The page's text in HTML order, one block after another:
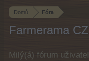
Domů Fóra
Farmerama
Milý(á) fórum